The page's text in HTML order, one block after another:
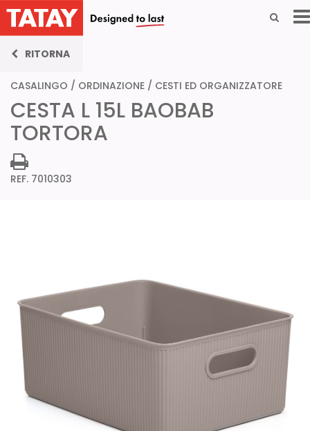
RITORNA
CASALINGO / ORDINAZIONE / CESTI ED ORGANIZZATORE
CESTA L 15L BAOBAB
TORTORA
REF. 7010303